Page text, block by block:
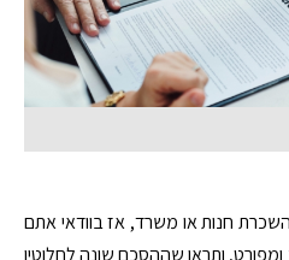
חנות או משרד, אז בוודאי אתם